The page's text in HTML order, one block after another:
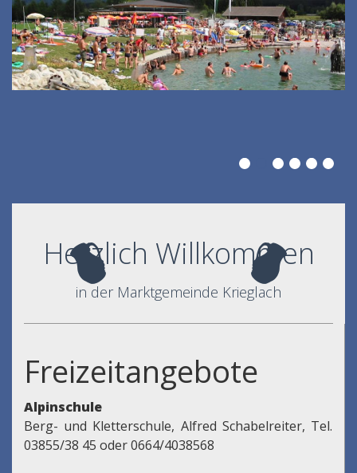
Herzlich Willkommen
in der Marktgemeinde Krieglach
Freizeitangebote
Alpinschule
Berg- und Kletterschule, Alfred Schabelreiter, Tel.
03855/38 45 oder 0664/4038568